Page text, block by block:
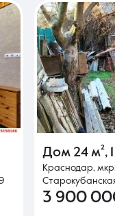
Дом 24 м²,
Краснодар,
3 900